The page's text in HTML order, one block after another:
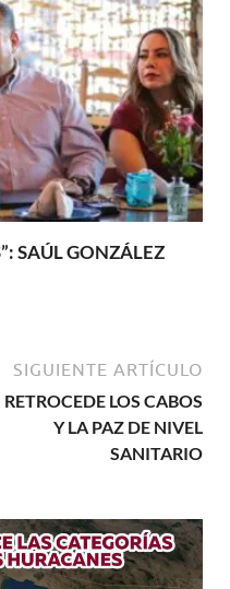
SAÚL GONZÁLEZ
SIGUIENTE ARTÍCULO
RETROCEDE LOS CABOS
Y LA PAZ DE NIVEL
SANITARIO